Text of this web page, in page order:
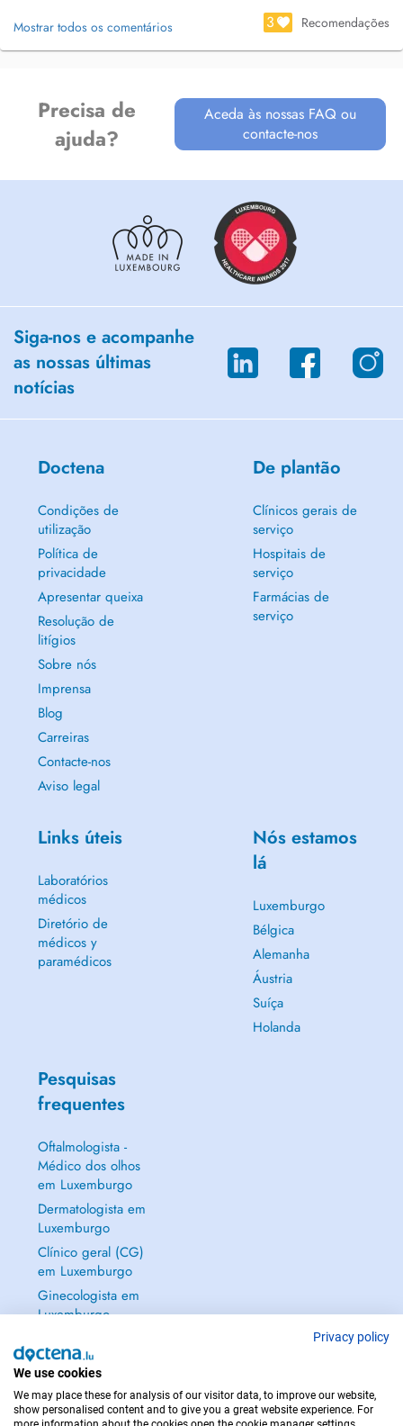
Mostrar todos os comentários 3 Recomendações
Precisa de
ajuda?
Aceda às nossas FAQ ou
contacte-nos
Siga-nos e acompanhe
as nossas últimas
notícias
Doctena
Condições de
utilização
Política de
privacidade
Apresentar queixa
Resolução de
litígios
Sobre nós
Imprensa
Blog
Carreiras
Contacte-nos
Aviso legal
De plantão
Clínicos gerais de
serviço
Hospitais de
serviço
Farmácias de
serviço
Links úteis
Laboratórios
médicos
Diretório de
médicos y
paramédicos
Nós estamos
lá
Luxemburgo
Bélgica
Alemanha
Áustria
Suíça
Holanda
Pesquisas
frequentes
Oftalmologista -
Médico dos olhos
em Luxemburgo
Dermatologista em
Luxemburgo
Clínico geral (CG)
em Luxemburgo
Ginecologista em
Luxemburgo
Privacy policy
We use cookies
We may place these for analysis of our visitor data, to improve our website,
show personalised content and to give you a great website experience. For